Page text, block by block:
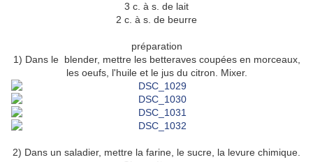
3 c. à s. de lait
2 c. à s. de beurre
préparation
1) Dans le blender, mettre les betteraves coupées en morceaux,
les oeufs, l'huile et le jus du citron. Mixer.
2) Dans un saladier, mettre la farine, le sucre, la levure chimique.